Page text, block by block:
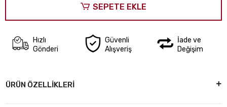
SEPETE EKLE
Hızlı
Gönderi
Güvenli
Alışveriş
İade ve
Değişim
ÜRÜN ÖZELLİKLERİ